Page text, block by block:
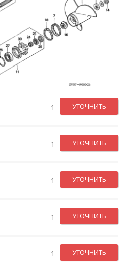
1 УТОЧНИТЬ
1 УТОЧНИТЬ
1 УТОЧНИТЬ
1 УТОЧНИТЬ
1 УТОЧНИТЬ